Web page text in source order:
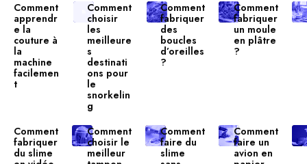
Comment
apprendr
e la
couture à
la
machine
facilemen
t
Comment
choisir
les
meilleure
s
destinati
ons pour
le
snorkelin
g
Comment
fabriquer
des
boucles
d’oreilles
?
Comment
fabriquer
un moule
en plâtre
?
Comment
fabriquer
du slime
Comment
choisir le
meilleur
Comment
faire du
slime
Comment
faire un
avion en